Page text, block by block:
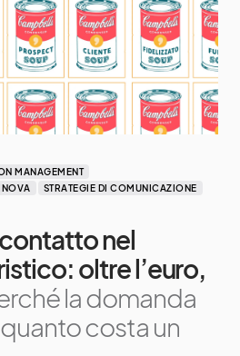
MANAGEMENT
INOVA STRATEGIE DI COMUNICAZIONE
nel
oltre l’euro,
la domanda
costa un